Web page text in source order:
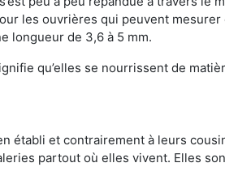
les ouvrières qui peuvent
longueur de 3,6 à 5 mm.
qu’elles se nourrissent de
établi et contrairement à leurs
partout où elles vivent. Elles